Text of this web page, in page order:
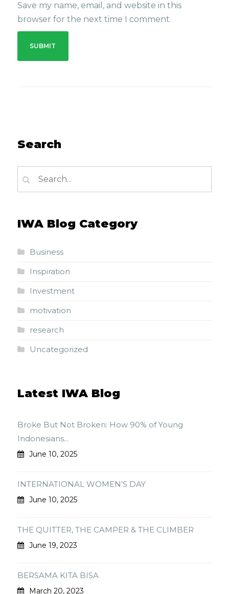
Save my name, email, and website in this
browser for the next time I comment.
Search
IWA Blog Category
Business
Inspiration
Investment
motivation
research
Uncategorized
Latest IWA Blog
Broke But Not Broken: How 90% of Young
Indonesians...
June 10, 2025
INTERNATIONAL WOMEN’S DAY
June 10, 2025
THE QUITTER, THE CAMPER & THE CLIMBER
June 19, 2023
BERSAMA KITA BISA
March 20, 2023